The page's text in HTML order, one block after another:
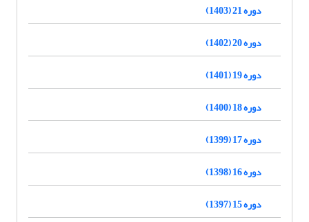
دوره 21 (1403)
دوره 20 (1402)
دوره 19 (1401)
دوره 18 (1400)
دوره 17 (1399)
دوره 16 (1398)
دوره 15 (1397)